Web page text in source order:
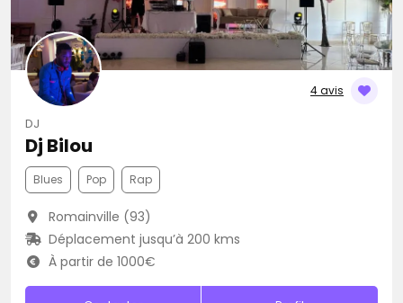
4 avis
DJ
Dj Bilou
Blues Pop Rap
Romainville (93)
Déplacement jusqu’à 200 kms
À partir de 1000€